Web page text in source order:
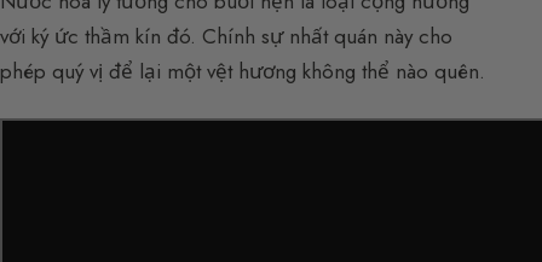
với ký ức thầm kín đó. Chính sự nhất quán này cho
phép quý vị để lại một vệt hương không thể nào quên.